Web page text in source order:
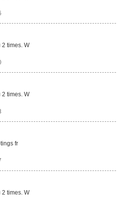
2 times. W
2 times. W
fr
2 times. W